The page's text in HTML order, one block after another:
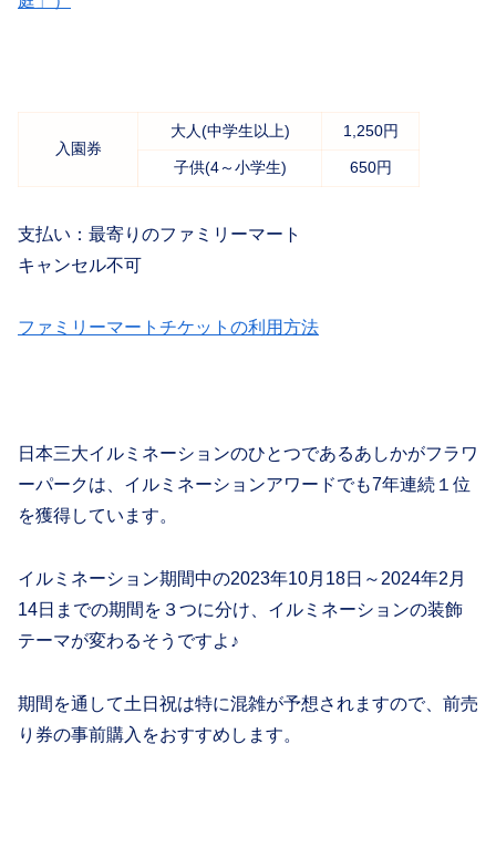
入園券
大人(中学生以上) 1,250円
子供(4～小学生) 650円
支払い：最寄りのファミリーマート
キャンセル不可
ファミリーマートチケットの利用方法
日本三大イルミネーションのひとつであるあしかがフラワ
ーパークは、イルミネーションアワードでも7年連続１位
を獲得しています。
イルミネーション期間中の2023年10月18日～2024年2月
14日までの期間を３つに分け、イルミネーションの装飾
テーマが変わるそうですよ♪
期間を通して土日祝は特に混雑が予想されますので、前売
り券の事前購入をおすすめします。